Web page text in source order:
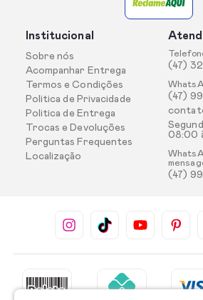
Institucional
Sobre nós
Acompanhar Entrega
Termos e Condições
Politica de Privacidade
Politica de Entrega
Trocas e Devoluções
Perguntas Frequentes
Localização
(47)
(47)
08:00
(47)